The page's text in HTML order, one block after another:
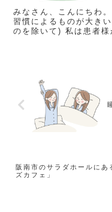
みなさん、こんにちわ。 肩こり・腰痛などの大部分は生活
習慣によるものが大き
のを除いて) 私は患者様が来院されベッドに横になるまでを
阪南市のサラダホールにあ
ズカフェ」